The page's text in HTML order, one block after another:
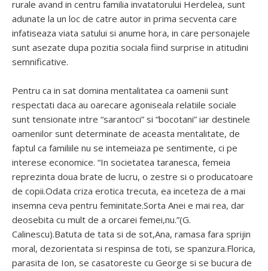
rurale avand in centru familia invatatorului Herdelea, sunt
adunate la un loc de catre autor in prima secventa care
infatiseaza viata satului si anume hora, in care personajele
sunt asezate dupa pozitia sociala fiind surprise in atitudini
semnificative.
Pentru ca in sat domina mentalitatea ca oamenii sunt
respectati daca au oarecare agoniseala relatiile sociale
sunt tensionate intre “sarantoci” si “bocotani” iar destinele
oamenilor sunt determinate de aceasta mentalitate, de
faptul ca familiile nu se intemeiaza pe sentimente, ci pe
interese economice. “In societatea taranesca, femeia
reprezinta doua brate de lucru, o zestre si o producatoare
de copii.Odata criza erotica trecuta, ea inceteza de a mai
insemna ceva pentru feminitate.Sorta Anei e mai rea, dar
deosebita cu mult de a orcarei femei,nu.”(G.
Calinescu).Batuta de tata si de sot,Ana, ramasa fara sprijin
moral, dezorientata si respinsa de toti, se spanzura.Florica,
parasita de Ion, se casatoreste cu George si se bucura de